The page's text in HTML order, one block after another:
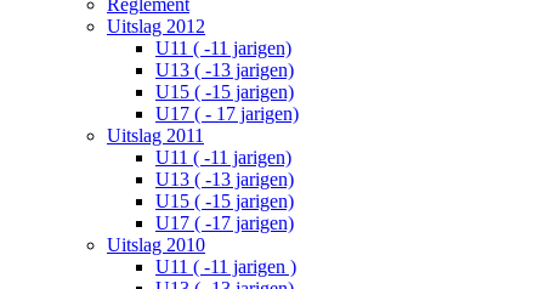
Uitslag 2012
U11 ( -11 jarigen)
U13 ( -13 jarigen)
U15 ( -15 jarigen)
U17 ( - 17 jarigen)
Uitslag 2011
U11 ( -11 jarigen)
U13 ( -13 jarigen)
U15 ( -15 jarigen)
U17 ( -17 jarigen)
Uitslag 2010
U11 ( -11 jarigen )